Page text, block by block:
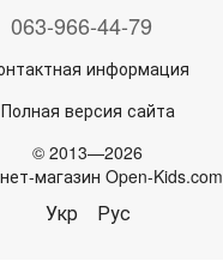
063-966-44-79
информация
Полная версия сайта
© 2013—2026
магазин Open-Kids.com
Укр Рус